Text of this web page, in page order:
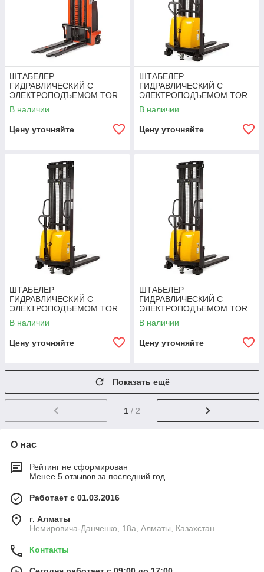
ШТАБЕЛЕР
ГИДРАВЛИЧЕСКИЙ С
ЭЛЕКТРОПОДЪЕМОМ TOR
20/20, 2,0 Т 2,0 М (CTD)
В наличии
Цену уточняйте
ШТАБЕЛЕР
ГИДРАВЛИЧЕСКИЙ С
ЭЛЕКТРОПОДЪЕМОМ TOR
2,0Т 1,6М DYC2016
В наличии
Цену уточняйте
ШТАБЕЛЕР
ГИДРАВЛИЧЕСКИЙ С
ЭЛЕКТРОПОДЪЕМОМ TOR
2,0Т 2,0М DYC2020
В наличии
Цену уточняйте
ШТАБЕЛЕР
ГИДРАВЛИЧЕСКИЙ С
ЭЛЕКТРОПОДЪЕМОМ TOR
2,0Т 2,5М DYC2025
В наличии
Цену уточняйте
Показать ещё
1 / 2
О нас
Рейтинг не сформирован
Менее 5 отзывов за последний год
Работает с 01.03.2016
г. Алматы
Немировича-Данченко, 18а, Алматы, Казахстан
Контакты